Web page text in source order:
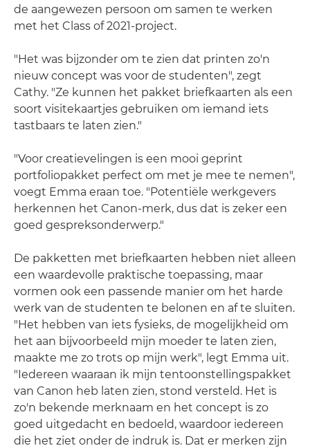
de aangewezen persoon om samen te werken
met het Class of 2021-project.
"Het was bijzonder om te zien dat printen zo'n
nieuw concept was voor de studenten", zegt
Cathy. "Ze kunnen het pakket briefkaarten als een
soort visitekaartjes gebruiken om iemand iets
tastbaars te laten zien."
"Voor creatievelingen is een mooi geprint
portfoliopakket perfect om met je mee te nemen",
voegt Emma eraan toe. "Potentiële werkgevers
herkennen het Canon-merk, dus dat is zeker een
goed gespreksonderwerp."
De pakketten met briefkaarten hebben niet alleen
een waardevolle praktische toepassing, maar
vormen ook een passende manier om het harde
werk van de studenten te belonen en af te sluiten.
"Het hebben van iets fysieks, de mogelijkheid om
het aan bijvoorbeeld mijn moeder te laten zien,
maakte me zo trots op mijn werk", legt Emma uit.
"Iedereen waaraan ik mijn tentoonstellingspakket
van Canon heb laten zien, stond versteld. Het is
zo'n bekende merknaam en het concept is zo
goed uitgedacht en bedoeld, waardoor iedereen
die het ziet onder de indruk is. Dat er merken zijn